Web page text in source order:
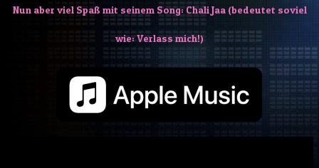
Nun aber viel Spaß mit seinem Song: Chali Jaa (bedeutet soviel
wie: Verlass mich!)